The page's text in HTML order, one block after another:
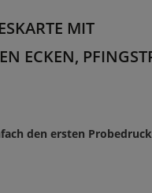
MIT A
ECKEN,
den ersten